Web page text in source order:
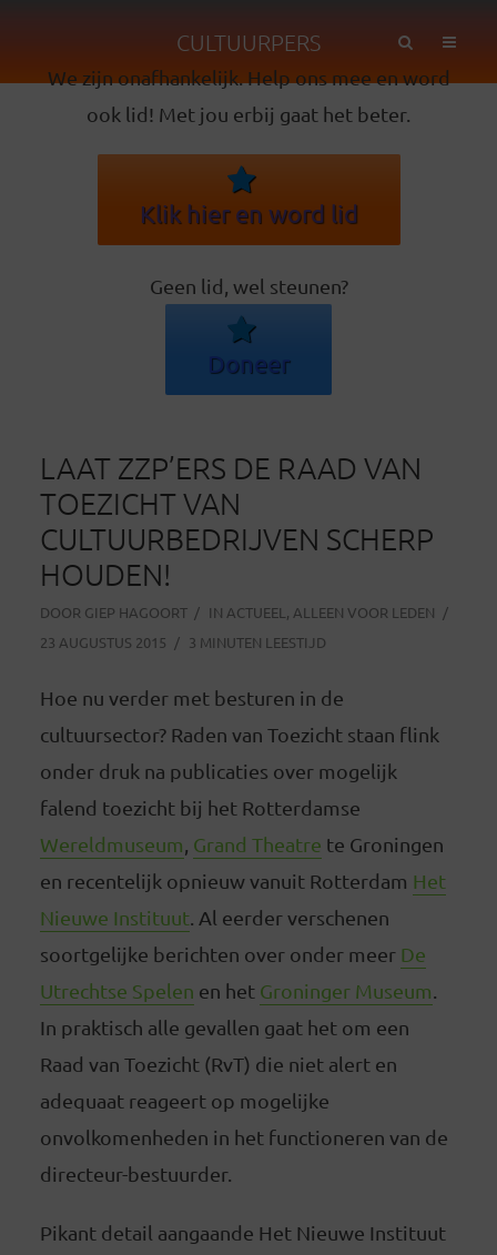
CULTUURPERS
We zijn onafhankelijk. Help ons mee en word
ook lid! Met jou erbij gaat het beter.
Klik hier en word lid
Geen lid, wel steunen?
Doneer
LAAT ZZP’ERS DE RAAD VAN
TOEZICHT VAN
CULTUURBEDRIJVEN SCHERP
HOUDEN!
DOOR GIEP HAGOORT IN ACTUEEL , ALLEEN VOOR LEDEN
23 AUGUSTUS 2015
3 MINUTEN LEESTIJD
Hoe nu verder met besturen in de
cultuursector? Raden van Toezicht staan flink
onder druk na publicaties over mogelijk
falend toezicht bij het Rotterdamse
Wereldmuseum Grand Theatre te Groningen
en recentelijk opnieuw vanuit Rotterdam Het
Nieuwe Instituut. Al eerder verschenen
soortgelijke berichten over onder meer De
Utrechtse Spelen en het Groninger Museum
In praktisch alle gevallen gaat het om een
Raad van Toezicht (RvT) die niet alert en
adequaat reageert op mogelijke
onvolkomenheden in het functioneren van de
directeur-bestuurder.
Pikant detail aangaande Het Nieuwe Instituut